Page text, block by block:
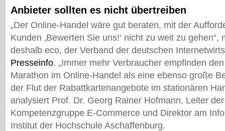
Anbieter sollten es nicht übertreiben
„Der Online-Handel wäre gut beraten, mit der
Kunden ‚Bewerten Sie uns!‘ nicht zu weit zu gehen“,
deshalb eco, der Verband der deutschen
Presseinfo. „Immer mehr Verbraucher empfinden
Marathon im Online-Handel als eine ebenso große
der Flut der Rabattkartenangebote im stationären
analysiert Prof. Dr. Georg Rainer Hofmann, Leiter
Kompetenzgruppe E-Commerce und Direktor am
Institut der Hochschule Aschaffenburg.